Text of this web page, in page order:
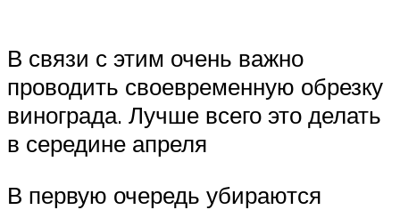
В связи с этим очень важно
проводить своевременную обрезку
винограда. Лучше всего это делать
в середине апреля
В первую очередь убираются